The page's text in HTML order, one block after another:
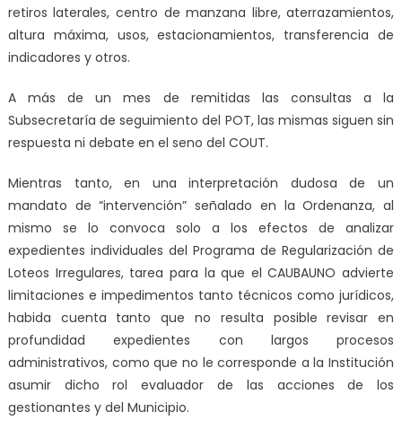
retiros laterales, centro de manzana libre, aterrazamientos,
altura máxima, usos, estacionamientos, transferencia de
indicadores y otros.
A más de un mes de remitidas las consultas a la
Subsecretaría de seguimiento del POT, las mismas siguen sin
respuesta ni debate en el seno del COUT.
Mientras tanto, en una interpretación dudosa de un
mandato de “intervención” señalado en la Ordenanza, al
mismo se lo convoca solo a los efectos de analizar
expedientes individuales del Programa de Regularización de
Loteos Irregulares, tarea para la que el CAUBAUNO advierte
limitaciones e impedimentos tanto técnicos como jurídicos,
habida cuenta tanto que no resulta posible revisar en
profundidad expedientes con largos procesos
administrativos, como que no le corresponde a la Institución
asumir dicho rol evaluador de las acciones de los
gestionantes y del Municipio.